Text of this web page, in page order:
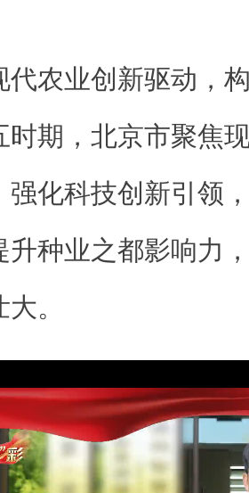
代农业创新驱动，
时期，北京市聚焦
强化科技创新引领
升种业之都影响力
。